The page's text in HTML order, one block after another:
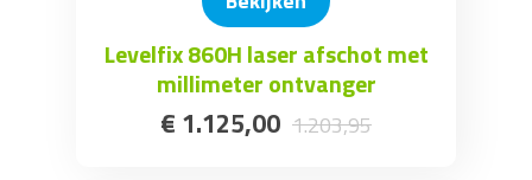
Levelfix 860H laser afschot met
millimeter ontvanger
€ 1.125,00 1.203,95